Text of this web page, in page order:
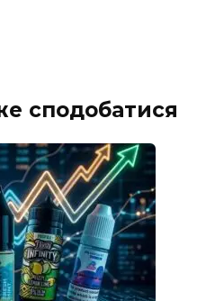
сподобатися